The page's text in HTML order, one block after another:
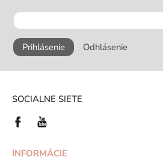
Prihlásenie Odhlásenie
SOCIALNE SIETE
INFORMÁCIE